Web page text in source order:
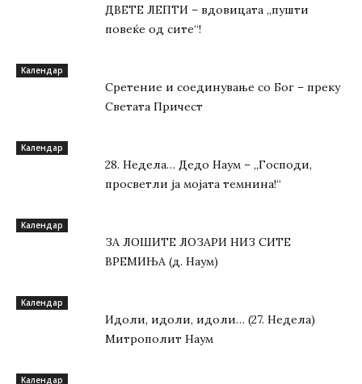
ДВЕТЕ ЛЕПТИ – вдовицата „пушти
повеќе од сите“!
Kалендар
Сретение и соединување со Бог – преку
Светата Причест
Kалендар
28. Недела… Дедо Наум – „Господи,
просветли ја мојата темнина!“
Kалендар
ЗА ЛОШИТЕ ЛОЗАРИ НИЗ СИТЕ
ВРЕМИЊА (д. Наум)
Kалендар
Идоли, идоли, идоли… (27. Недела)
Митрополит Наум
Kалендар